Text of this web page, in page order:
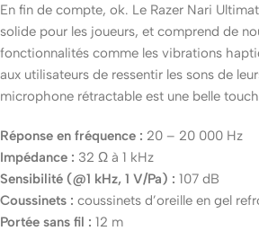
En fin de compte, ok. Le Razer Nari
solide pour les joueurs, et comprend de
fonctionnalités comme les vibrations
aux utilisateurs de ressentir les sons de
microphone rétractable est une belle
Réponse en fréquence : 20 – 20 000 Hz
Impédance : 32 Ω à 1 kHz
Sensibilité (@1 kHz, 1 V/Pa) : 107 dB
Coussinets : coussinets d’oreille en gel
Portée sans fil : 12 m